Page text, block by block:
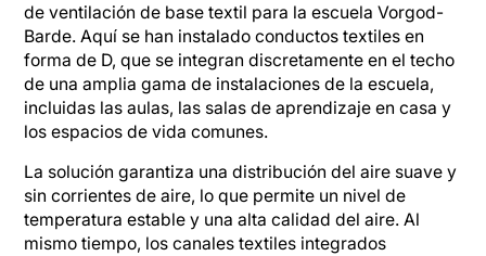
de ventilación de base textil para la escuela Vorgod-
Barde. Aquí se han instalado conductos textiles en
forma de D, que se integran discretamente en el techo
de una amplia gama de instalaciones de la escuela,
incluidas las aulas, las salas de aprendizaje en casa y
los espacios de vida comunes.
La solución garantiza una distribución del aire suave y
sin corrientes de aire, lo que permite un nivel de
temperatura estable y una alta calidad del aire. Al
mismo tiempo, los canales textiles integrados